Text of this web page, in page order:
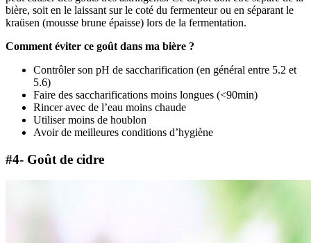
bière, soit en le laissant sur le coté du fermenteur ou en séparant le
kraüsen (mousse brune épaisse) lors de la fermentation.
Comment éviter ce goût dans ma bière ?
Contrôler son pH de saccharification (en général entre 5.2 et
5.6)
Faire des saccharifications moins longues (<90min)
Rincer avec de l’eau moins chaude
Utiliser moins de houblon
Avoir de meilleures conditions d’hygiène
#4- Goût de cidre